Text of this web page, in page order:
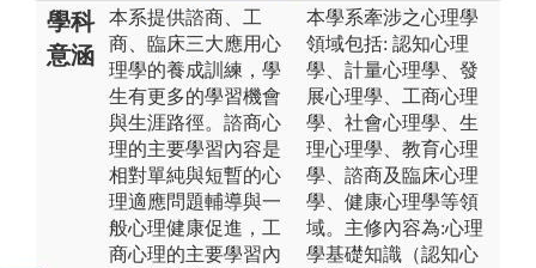
學科
意涵
本系提供諮商、工
商、臨床三大應用心
理學的養成訓練，學
生有更多的學習機會
與生涯路徑。諮商心
理的主要學習內容是
相對單純與短暫的心
理適應問題輔導與一
般心理健康促進，工
商心理的主要學習內
本學系牽涉之心理學
領域包括: 認知心理
學、計量心理學、發
展心理學、工商心理
學、社會心理學、生
理心理學、教育心理
學、諮商及臨床心理
學、健康心理學等領
域。主修內容為:心理
學基礎知識（認知心